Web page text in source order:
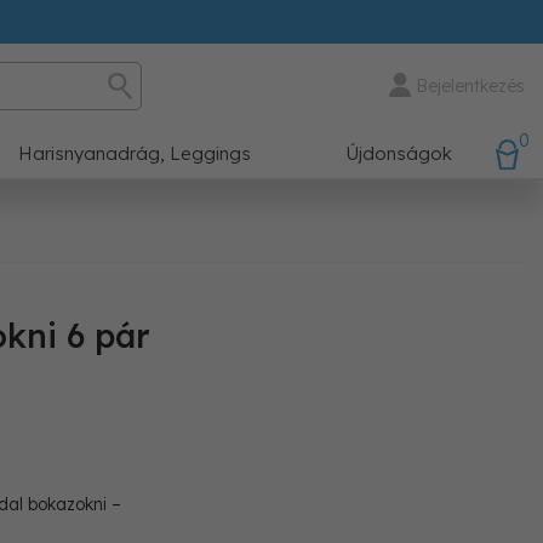
Bejelentkezés
Harisnyanadrág, Leggings Újdonságok
0
6 pár
bokazokni –